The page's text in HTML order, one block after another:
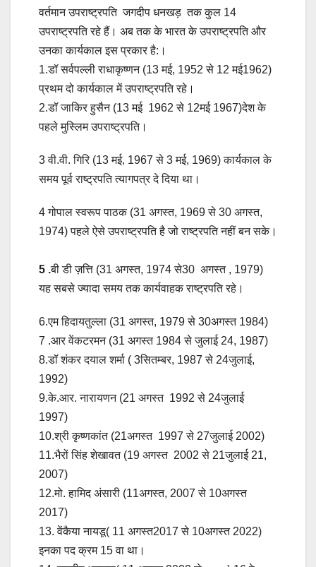
वर्तमान उपराष्ट्रपति जगदीप धनखड़ तक कुल 14
उपराष्ट्रपति रहे हैं। अब तक के भारत के उपराष्ट्रपति और
उनका कार्यकाल इस प्रकार है:।
1.डॉ सर्वपल्ली राधाकृष्णन (13 मई, 1952 से 12 मई1962)
प्रथम दो कार्यकाल में उपराष्ट्रपति रहे।
2.डॉ जाकिर हुसैन (13 मई 1962 से 12मई 1967)देश के
पहले मुस्लिम उपराष्ट्रपति।
3 वी.वी. गिरि (13 मई, 1967 से 3 मई, 1969) कार्यकाल के
समय पूर्व राष्ट्रपति त्यागपत्र दे दिया था।
4 गोपाल स्वरूप पाठक (31 अगस्त, 1969 से 30 अगस्त,
1974) पहले ऐसे उपराष्ट्रपति है जो राष्ट्रपति नहीं बन सके।
5 .बी डी ज़त्ति (31 अगस्त, 1974 से30 अगस्त , 1979)
यह सबसे ज्यादा समय तक कार्यवाहक राष्ट्रपति रहे।
6.एम हिदायतुल्ला (31 अगस्त, 1979 से 30अगस्त 1984)
7 .आर वेंकटरमन (31 अगस्त 1984 से जुलाई 24, 1987)
8.डॉ शंकर दयाल शर्मा ( 3सितम्बर, 1987 से 24जुलाई,
1992)
9.के.आर. नारायणन (21 अगस्त 1992 से 24जुलाई
1997)
10.श्री कृष्णकांत (21अगस्त 1997 से 27जुलाई 2002)
11.भैरों सिंह शेखावत (19 अगस्त 2002 से 21जुलाई 21,
2007)
12.मो. हामिद अंसारी (11अगस्त, 2007 से 10अगस्त
2017)
13. वेंकैया नायडू( 11 अगस्त2017 से 10अगस्त 2022)
इनका पद क्रम 15 वा था।